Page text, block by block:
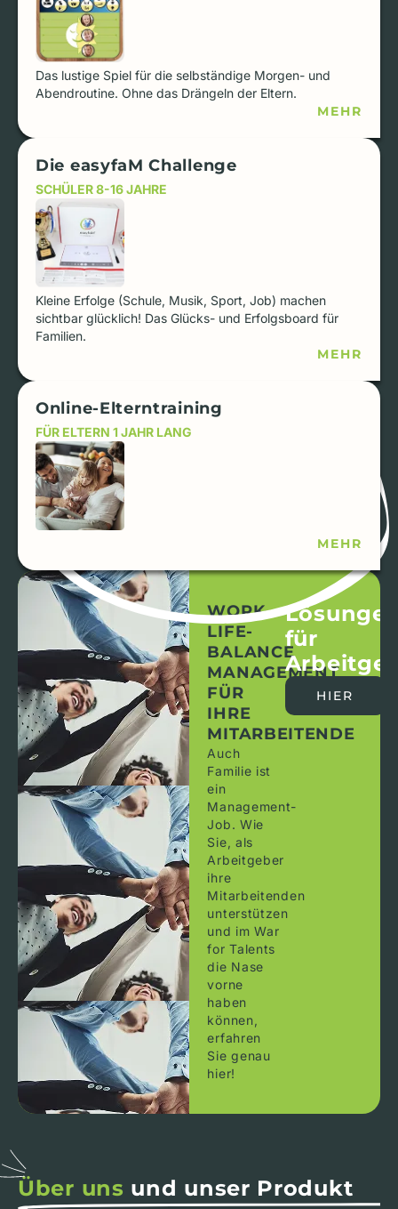
Das lustige Spiel für die selbständige Morgen- und
Abendroutine. Ohne das Drängeln der Eltern.
MEHR
Die easyfaM Challenge
SCHÜLER 8-16 JAHRE
Kleine Erfolge (Schule, Musik, Sport, Job) machen
sichtbar glücklich! Das Glücks- und Erfolgsboard für
Familien.
MEHR
Online-Elterntraining
FÜR ELTERN 1 JAHR LANG
MEHR
WORK-
LIFE-
BALANCE
MANAGEMENT
FÜR
IHRE
MITARBEITENDE
Auch
Familie ist
ein
Management-
Job. Wie
Sie, als
Arbeitgeber
ihre
Mitarbeitenden
unterstützen
und im War
for Talents
die Nase
vorne
haben
können,
erfahren
Sie genau
hier!
für
HIER
Über uns und unser Produkt